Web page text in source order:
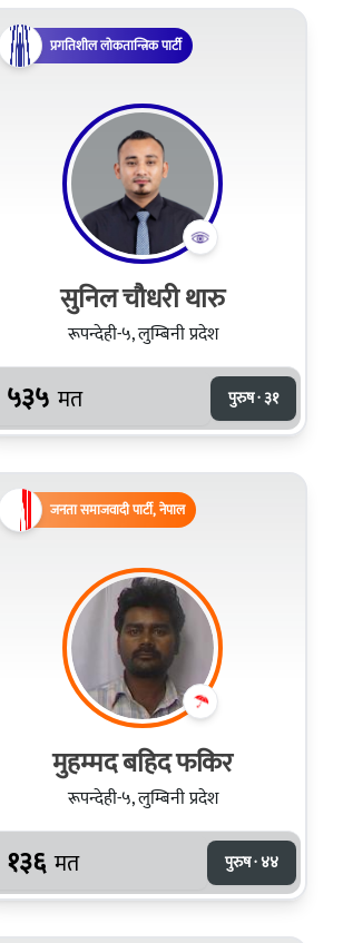
प्रगतिशील लोकतान्त्रिक पार्टी
सुनिल चौधरी थारु
रूपन्देही-५, लुम्बिनी प्रदेश
५३५ मत पुरुष · ३१
जनता समाजवादी पार्टी, नेपाल
मुहम्मद बहिद फकिर
रूपन्देही-५, लुम्बिनी प्रदेश
१३६ मत पुरुष · ४४